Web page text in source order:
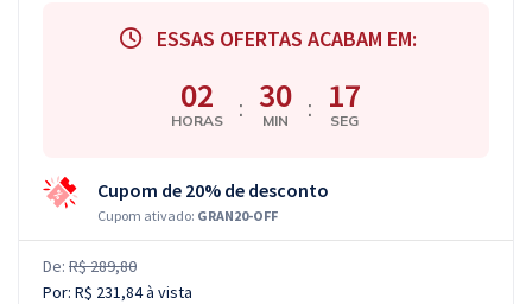
ESSAS OFERTAS ACABAM EM:
02
HORAS : 30
MIN : 16
SEG
Cupom de 20% de desconto
Cupom ativado: GRAN20-OFF
De: R$ 289,80
Por: R$ 231,84à vista